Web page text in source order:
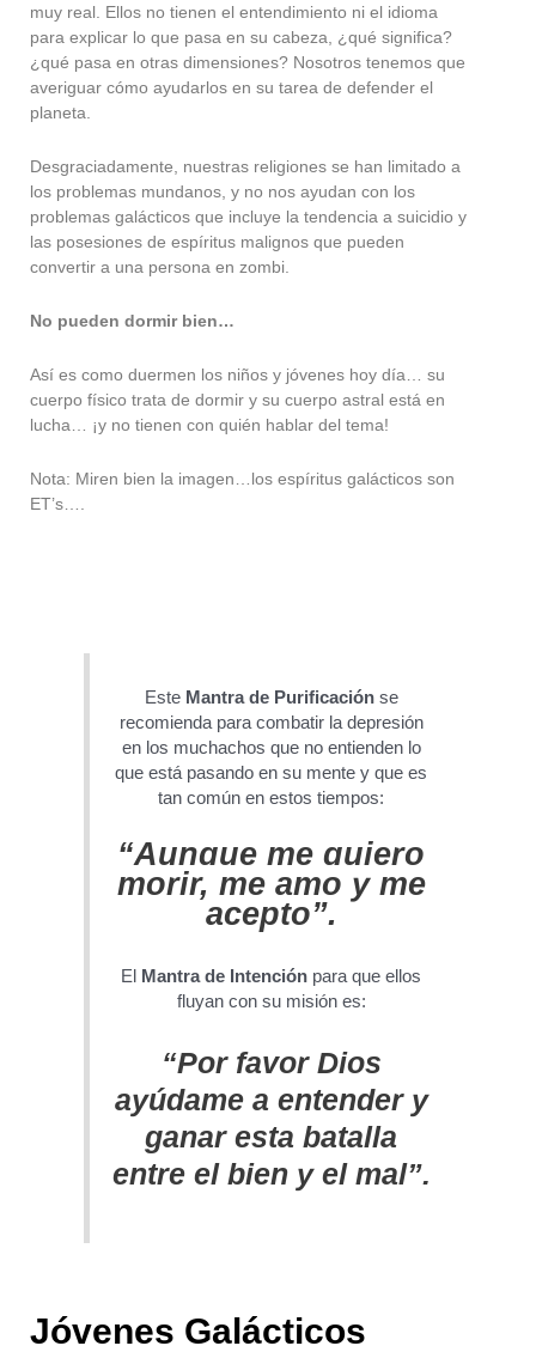
muy real. Ellos no tienen el entendimiento ni el idioma
para explicar lo que pasa en su cabeza, ¿qué significa?
¿qué pasa en otras dimensiones? Nosotros tenemos que
averiguar cómo ayudarlos en su tarea de defender el
planeta.
Desgraciadamente, nuestras religiones se han limitado a
los problemas mundanos, y no nos ayudan con los
problemas galácticos que incluye la tendencia a suicidio y
las posesiones de espíritus malignos que pueden
convertir a una persona en zombi.
No pueden dormir bien…
Así es como duermen los niños y jóvenes hoy día… su
cuerpo físico trata de dormir y su cuerpo astral está en
lucha… ¡y no tienen con quién hablar del tema!
Nota: Miren bien la imagen…los espíritus galácticos son
ET’s….
EsteMantra de Purificaciónse
recomienda para combatir la depresión
en los muchachos que no entienden lo
que está pasando en su mente y que es
tan común en estos tiempos:
“Aunque me quiero
morir, me amo y me
acepto”.
El Mantra de Intención para que ellos
fluyan con su misión es:
“Por favor Dios
ayúdame a entender y
ganar esta batalla
entre el bien y el mal”.
Jóvenes Galácticos